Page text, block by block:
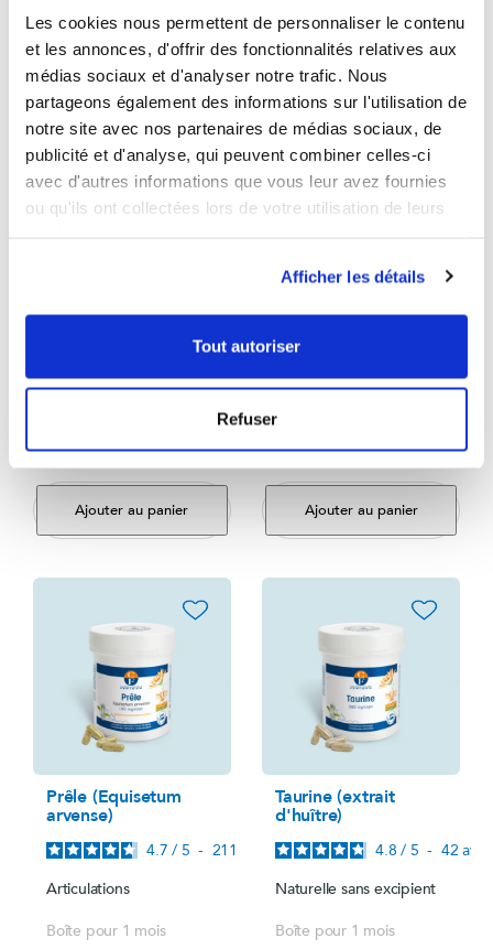
Les cookies nous permettent de personnaliser le contenu
et les annonces, d'offrir des fonctionnalités relatives aux
médias sociaux et d'analyser notre trafic. Nous
partageons également des informations sur l'utilisation de
notre site avec nos partenaires de médias sociaux, de
publicité et d'analyse, qui peuvent combiner celles-ci
avec d'autres informations que vous leur avez fournies
ou qu'ils ont collectées lors de votre utilisation de leurs
Afficher les détails
Tout autoriser
Refuser
favorite_border
5- 48avis
Roi des champignons
Prix
42,50 €
Ajouter au panier
favorite_border
Maïtaké fort (Grifola
Période hivernale
Boîte pour 1 mois
Prix
93,00 €
Ajouter au panier
favorite_border
Prêle (Equisetum
arvense)
4.7 / 5 - 211
Articulations
Boîte pour 1 mois
favorite_border
Taurine (extrait
d'huître)
4.8 / 5 - 42avis
Naturelle sans excipient
Boîte pour 1 mois